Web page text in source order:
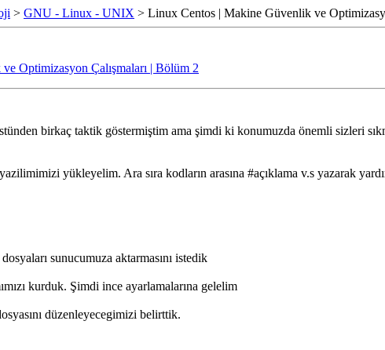
> GNU - Linux - UNIX > Linux Centos | Makine Güvenlik ve
Optimizasyon Çalışmaları | Bölüm 2
birkaç taktik göstermiştim ama şimdi ki konumuzda önemli sizleri
yükleyelim. Ara sıra kodların arasına #açıklama v.s yazarak
sunucumuza aktarmasını istedik
kurduk. Şimdi ince ayarlamalarına gelelim
düzenleyecegimizi belirttik.